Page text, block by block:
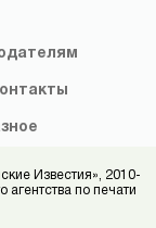
Известия», 2010-
агентства по печати